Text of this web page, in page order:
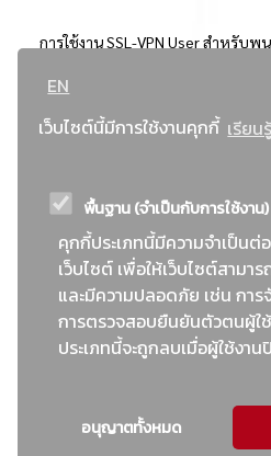
EN
เว็บไซต์นี้มีการใช้งานคุกกี้ เรียน
พื้นฐาน (จำเป็นกับการใช้งาน)
คุกกี้ประเภทนี้มีความจำเป็นต่
เว็บไซต์ เพื่อให้เว็บไซต์สามา
และมีความปลอดภัย เช่น การ
การตรวจสอบยืนยันตัวตนผู้ใ
ประเภทนี้จะถูกลบเมื่อผู้ใช้งาน
อนุญาตทั้งหมด
การใช้งาน SSL-VPN User สำหรับพ
..ยอดนิยม..
: วิธีเฉพาะเจาะจง
ข่าวสาร/ประกาศ
: เอกสารส่งเสริมความโปร่งใสในการจัดซื้
ข่าวสารจัดซื้อจัดจ้าง
: แผนการจัดซื้อจัดจ้าง